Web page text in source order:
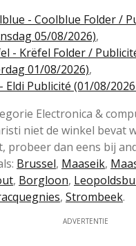
- Coolblue Folder /
05/08/2026),
- Krëfel Folder /
01/08/2026),
Eldi Publicité (01/08/
Electronica &
niet de winkel bevat
probeer dan eens bij
Brussel, Maaseik,
, Borgloon,
, Strombeek.
ADVERTENTIE